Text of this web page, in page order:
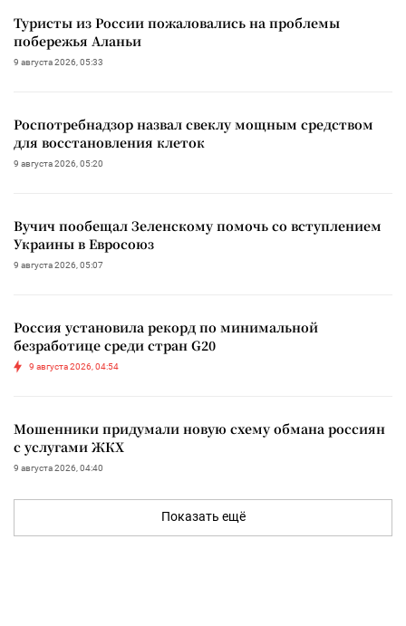
Туристы из России пожаловались на проблемы
побережья Аланьи
9 августа 2026, 05:33
Роспотребнадзор назвал свеклу мощным средством
для восстановления клеток
9 августа 2026, 05:20
Вучич пообещал Зеленскому помочь со вступлением
Украины в Евросоюз
9 августа 2026, 05:07
Россия установила рекорд по минимальной
безработице среди стран G20
9 августа 2026, 04:54
Мошенники придумали новую схему обмана россиян
с услугами ЖКХ
9 августа 2026, 04:40
Показать ещё